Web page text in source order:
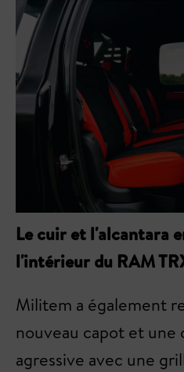
Le cuir et l'alcantara
l'intérieur du RAM
Militem a également
nouveau capot et une
agressive avec une